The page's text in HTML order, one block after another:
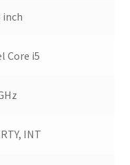
inch
Core i5
INT